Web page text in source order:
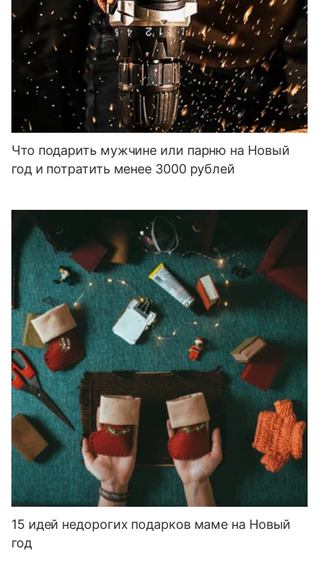
Что подарить мужчине или парню на Новый
год и потратить менее 3000 рублей
15 идей недорогих подарков маме на Новый
год